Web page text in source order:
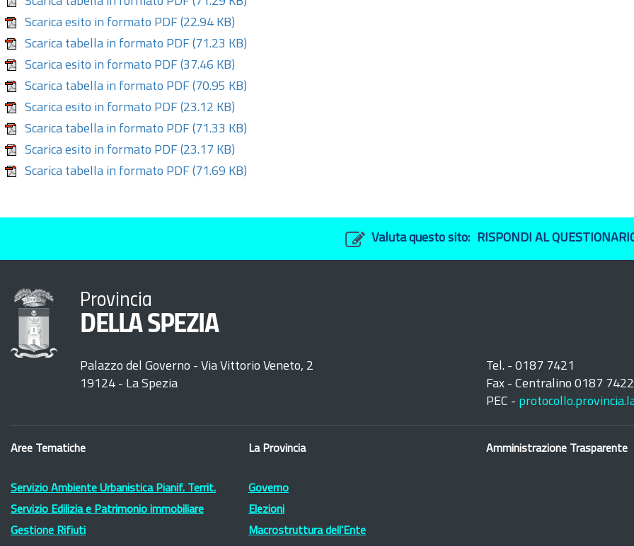
Scarica esito in formato PDF (22.94 KB)
Scarica tabella in formato PDF (71.23 KB)
Scarica esito in formato PDF (37.46 KB)
Scarica tabella in formato PDF (70.95 KB)
Scarica esito in formato PDF (23.12 KB)
Scarica tabella in formato PDF (71.33 KB)
Scarica esito in formato PDF (23.17 KB)
Scarica tabella in formato PDF (71.69 KB)
Valuta questo sito: RISPONDI AL
Provincia
DELLA SPEZIA
Palazzo del Governo - Via Vittorio Veneto, 2
19124 - La Spezia
Tel. - 0187 7421
Fax - Centralino 0187
PEC -
Aree Tematiche
Servizio Ambiente Urbanistica Pianif. Territ.
Servizio Edilizia e Patrimonio immobiliare
Gestione Rifiuti
La Provincia
Governo
Elezioni
Macrostruttura dell'Ente
Amministrazione Trasparente